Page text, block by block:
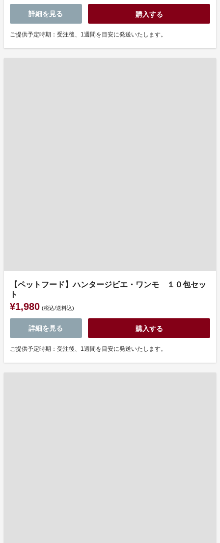
詳細を見る 購入する
ご提供予定時期：受注後、1週間を目安に発送いたします。
【ペットフード】ハンタージビエ・ワンモ １０包セッ
ト
¥1,980 (税込/送料込)
詳細を見る 購入する
ご提供予定時期：受注後、1週間を目安に発送いたします。